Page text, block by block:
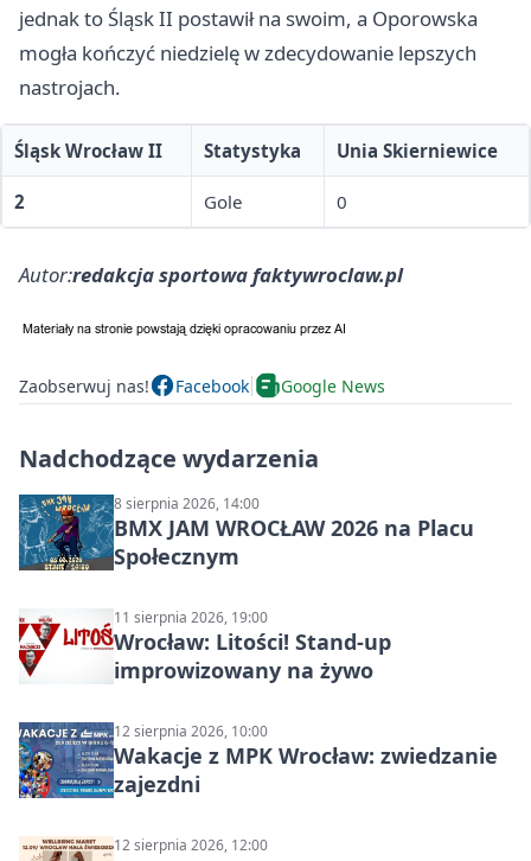
jednak to Śląsk II postawił na swoim, a Oporowska
mogła kończyć niedzielę w zdecydowanie lepszych
nastrojach.
Śląsk Wrocław II Statystyka Unia Skierniewice
2 Gole 0
Autor:redakcja sportowa faktywroclaw.pl
Zaobserwuj nas! Facebook Google News
Nadchodzące wydarzenia
8 sierpnia 2026, 14:00
BMX JAM WROCŁAW 2026 na Placu
Społecznym
11 sierpnia 2026, 19:00
Wrocław: Litości! Stand-up
improwizowany na żywo
12 sierpnia 2026, 10:00
Wakacje z MPK Wrocław: zwiedzanie
zajezdni
12 sierpnia 2026, 12:00